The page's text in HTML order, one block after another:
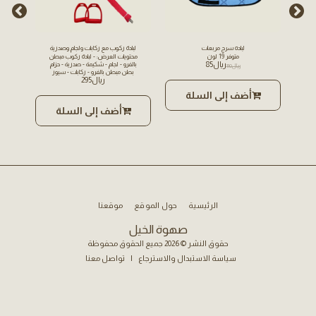
لباده سرج مربعات
متوفر 19 لون
﷼110﷼85
أضف إلى السلة
لبادة ركوب مع ركابات ولجام وصدرية
محتويات العرض: - لبادة ركوب مبطن
بالفرو - لجام - شكيمة - صدرية - حزام
بطن مبطن بالفرو - ركابات - سيور
ركابات﷼295
أضف إلى السلة
صهوة الخيل
حقوق النشر © 2026 جميع الحقوق محفوظة
سياسة الاستبدال والاسترجاع | تواصل معنا
الرئيسية حول الموقع موقعنا